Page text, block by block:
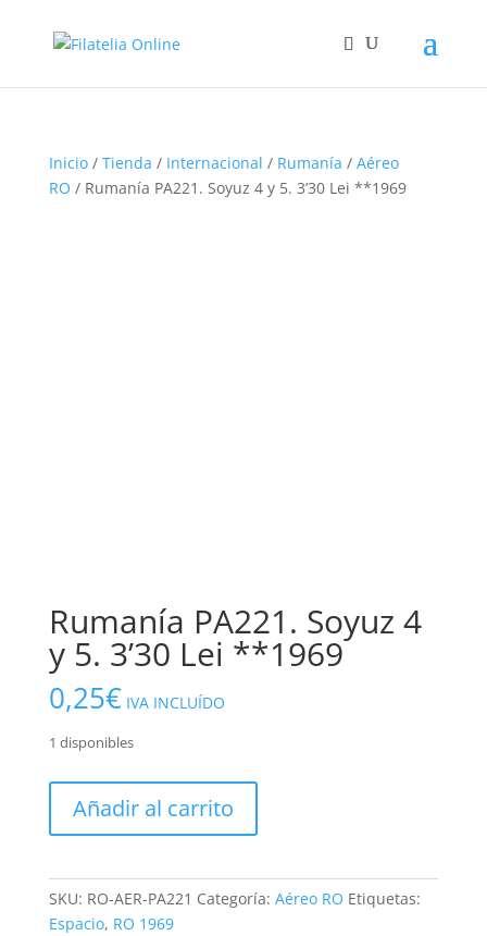
Inicio/ Tienda / Internacional / Rumanía / Aéreo
RO / Rumanía PA221. Soyuz 4 y 5. 3’30 Lei **1969
Rumanía PA221. Soyuz 4
y 5. 3’30 Lei **1969
0,25€ IVA INCLUÍDO
1 disponibles
PA221.
y
5.
Añadir al carrito
SKU: RO-AER-PA221 Categoría: Aéreo RO Etiquetas:
Espacio, RO 1969